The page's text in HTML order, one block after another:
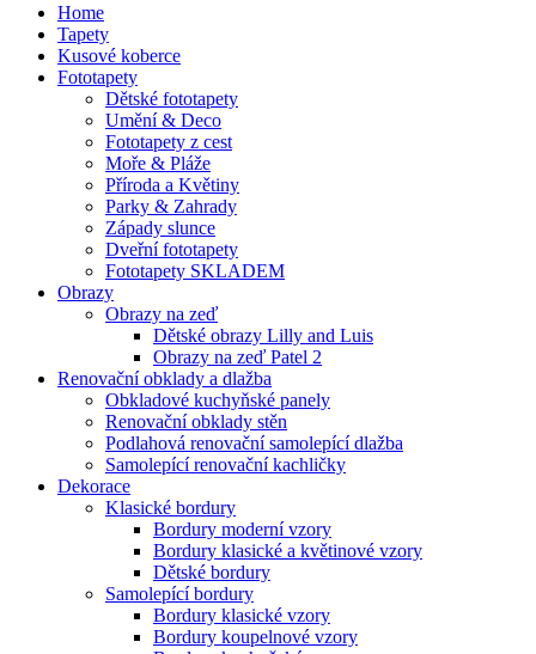
Home
Tapety
Kusové koberce
Fototapety
Dětské fototapety
Umění & Deco
Fototapety z cest
Moře & Pláže
Příroda a Květiny
Parky & Zahrady
Západy slunce
Dveřní fototapety
Fototapety SKLADEM
Obrazy
Obrazy na zeď
Dětské obrazy Lilly and Luis
Obrazy na zeď Patel 2
Renovační obklady a dlažba
Obkladové kuchyňské panely
Renovační obklady stěn
Podlahová renovační samolepící dlažba
Samolepící renovační kachličky
Dekorace
Klasické bordury
Bordury moderní vzory
Bordury klasické a květinové vzory
Dětské bordury
Samolepící bordury
Bordury klasické vzory
Bordury koupelnové vzory